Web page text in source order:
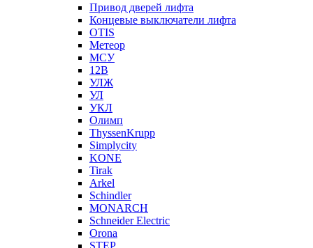
Привод дверей лифта
Концевые выключатели лифта
OTIS
Метеор
МСУ
12В
УЛЖ
УЛ
УКЛ
Олимп
ThyssenKrupp
Simplycity
KONE
Tirak
Arkel
Schindler
MONARCH
Schneider Electric
Orona
STEP